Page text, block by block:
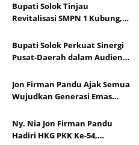
Bupati Solok Tinjau
Revitalisasi SMPN 1 Kubung,
67 Persen
Bupati Solok Perkuat Sinergi
Pusat-Daerah dalam Audiensi
DPR RI
Jon Firman Pandu Ajak Semua
Wujudkan Generasi Emas
Ny. Nia Jon Firman Pandu
Hadiri HKG PKK Ke-54,